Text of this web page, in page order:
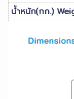
น้ำหนัก(กก.)